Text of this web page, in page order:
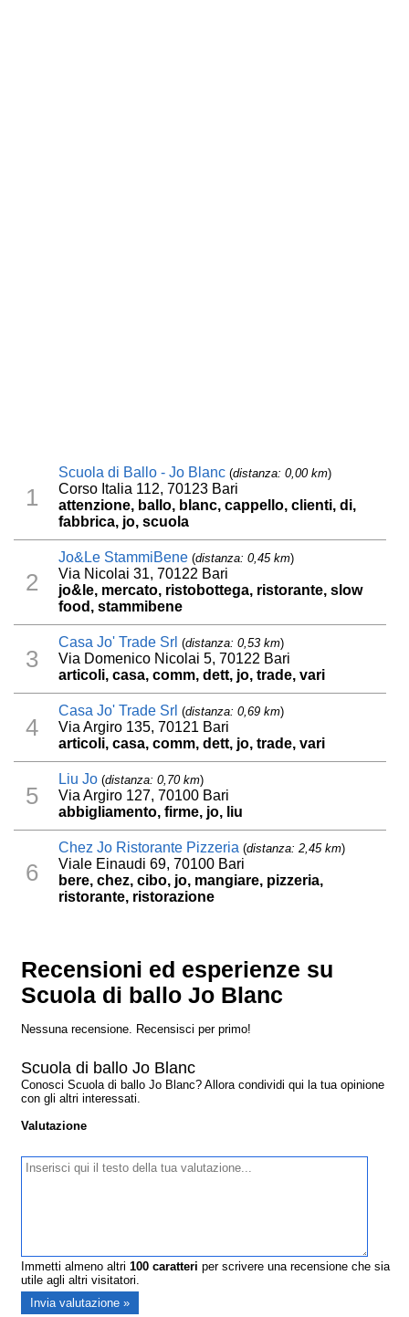
1
Scuola di Ballo - Jo Blanc (distanza: 0,00 km)
Corso Italia 112, 70123 Bari
attenzione, ballo, blanc, cappello, clienti, di,
fabbrica, jo, scuola
2
Jo&Le StammiBene (distanza: 0,45 km)
Via Nicolai 31, 70122 Bari
jo&le, mercato, ristobottega, ristorante, slow
food, stammibene
3
Casa Jo' Trade Srl (distanza: 0,53 km)
Via Domenico Nicolai 5, 70122 Bari
articoli, casa, comm, dett, jo, trade, vari
4
Casa Jo' Trade Srl (distanza: 0,69 km)
Via Argiro 135, 70121 Bari
articoli, casa, comm, dett, jo, trade, vari
5
Liu Jo (distanza: 0,70 km)
Via Argiro 127, 70100 Bari
abbigliamento, firme, jo, liu
6
Chez Jo Ristorante Pizzeria (distanza: 2,45 km)
Viale Einaudi 69, 70100 Bari
bere, chez, cibo, jo, mangiare, pizzeria,
ristorante, ristorazione
Recensioni ed esperienze su
Scuola di ballo Jo Blanc
Nessuna recensione. Recensisci per primo!
Scuola di ballo Jo Blanc
Conosci Scuola di ballo Jo Blanc? Allora condividi qui la tua opinione
con gli altri interessati.
Valutazione
Immetti almeno altri100 caratteri per scrivere una recensione che sia
utile agli altri visitatori.